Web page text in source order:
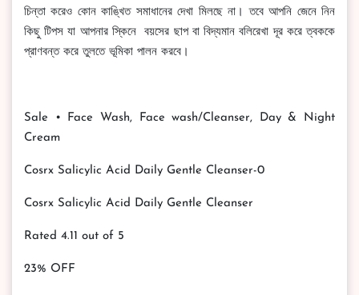
চিন্তা করেও কোন কাঙ্খিত সমাধানের দেখা মিলছে না। তবে আপনি জেনে নিন
কিছু টিপস যা আপনার স্কিনে বয়সের ছাপ বা বিদ্যমান বলিরেখা দূর করে ত্বককে
প্রাণবন্ত করে তুলতে ভূমিকা পালন করবে।
Sale • Face Wash, Face wash/Cleanser, Day & Night
Cream
Cosrx Salicylic Acid Daily Gentle Cleanser-0
Cosrx Salicylic Acid Daily Gentle Cleanser
Rated 4.11 out of 5
23% OFF